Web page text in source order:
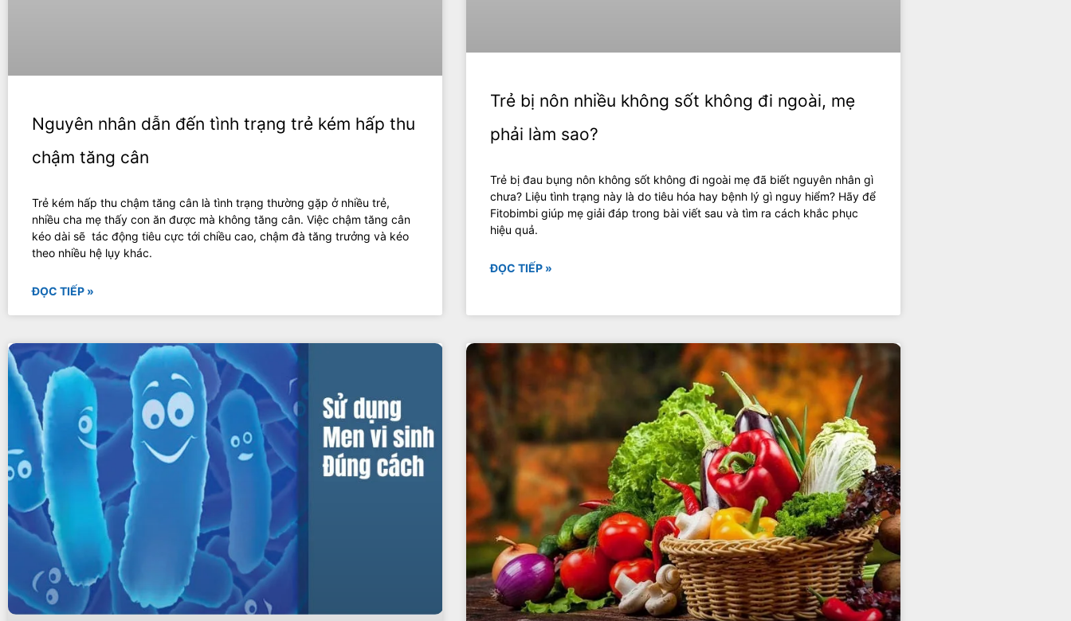
Nguyên nhân dẫn đến tình trạng trẻ kém hấp thu
chậm tăng cân
Trẻ kém hấp thu chậm tăng cân là tình trạng thường gặp ở nhiều trẻ,
nhiều cha mẹ thấy con ăn được mà không tăng cân. Việc chậm tăng cân
kéo dài sẽ tác động tiêu cực tới chiều cao, chậm đà tăng trưởng và kéo
theo nhiều hệ lụy khác.
ĐỌC TIẾP »
Trẻ bị nôn nhiều không sốt không đi ngoài, mẹ
phải làm sao?
Trẻ bị đau bụng nôn không sốt không đi ngoài mẹ đã biết nguyên nhân gì
chưa? Liệu tình trạng này là do tiêu hóa hay bệnh lý gì nguy hiểm? Hãy để
Fitobimbi giúp mẹ giải đáp trong bài viết sau và tìm ra cách khắc phục
hiệu quả.
ĐỌC TIẾP »